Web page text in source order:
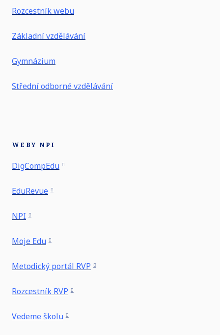
Rozcestník webu
Základní vzdělávání
Gymnázium
Střední odborné vzdělávání
WEBY NPI
DigCompEdu
EduRevue
NPI
Moje Edu
Metodický portál RVP
Rozcestník RVP
Vedeme školu